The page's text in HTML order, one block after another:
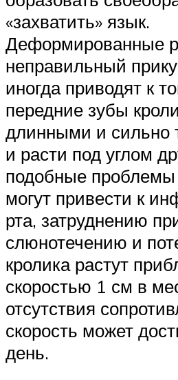
«захватить» язык.
Деформированные
неправильный
иногда приводят к
передние зубы
длинными и сильно
и расти под углом
подобные проблемы
могут привести к
рта, затруднению
слюнотечению и
кролика растут
скоростью 1 см в
отсутствия
скорость может
день.